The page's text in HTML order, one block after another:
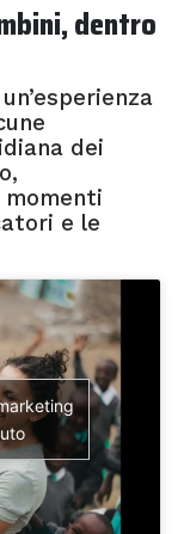
dentro
dei
e le